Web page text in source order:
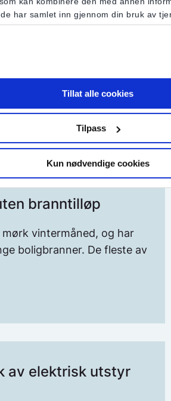
har samlet inn gjennom din bruk av
Tillat alle cookies
Tilpass
Kun nødvendige cookies
branntilløp
mørk vintermåned, og har
boligbranner. De fleste av
av elektrisk utstyr